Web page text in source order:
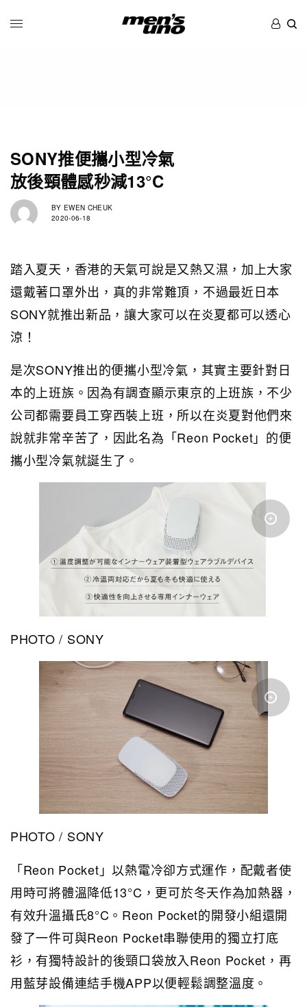
SONY推便攜小型冷氣
放後頸體感秒減13°C
BY EWEN CHEUK
2020-06-18
踏入夏天，香港的天氣可說是又熱又濕，加上大家
還戴著口罩外出，真的非常難頂，不過最近日本
SONY就推出新品，讓大家可以在炎夏都可以透心
涼！
是次SONY推出的便攜小型冷氣，其實主要針對日
本的上班族。因為有調查顯示東京的上班族，不少
公司都需要員工穿西裝上班，所以在炎夏對他們來
說就非常辛苦了，因此名為「Reon Pocket」的便
攜小型冷氣就誕生了。
PHOTO / SONY
PHOTO / SONY
「Reon Pocket」以熱電冷卻方式運作，配戴者使
用時可將體溫降低13°C，更可於冬天作為加熱器，
有效升溫攝氏8°C。Reon Pocket的開發小組還開
發了一件可與Reon Pocket串聯使用的獨立打底
衫，有獨特設計的後頸口袋放入Reon Pocket，再
用藍芽設備連結手機APP以便輕鬆調整溫度。